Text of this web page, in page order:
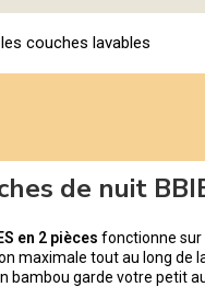
couches lavables
de nuit
en 2 pièces fonctionne sur
maximale tout au long de
bambou garde votre petit